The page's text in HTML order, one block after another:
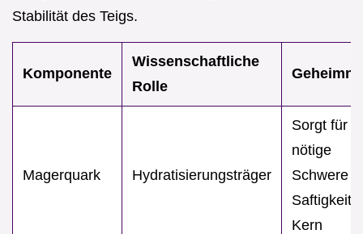
Stabilität des Teigs.
Komponente
Wissenschaftliche
Rolle
Magerquark Hydratisierungsträger
Sorgt für
nötige
Schwere
Saftigkeit
Kern